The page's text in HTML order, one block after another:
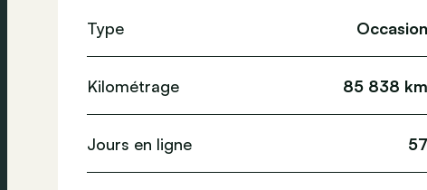
Type Occasion
Kilométrage 85 838 km
Jours en ligne 57